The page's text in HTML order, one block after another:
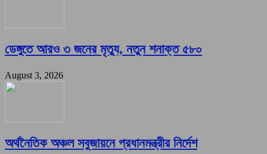
ডেঙ্গুতে আরও ৩ জনের মৃত্যু, নতুন শনাক্ত ৫৮০
August 3, 2026
অর্থনৈতিক অঞ্চল সবুজায়নে প্রধানমন্ত্রীর নির্দেশ